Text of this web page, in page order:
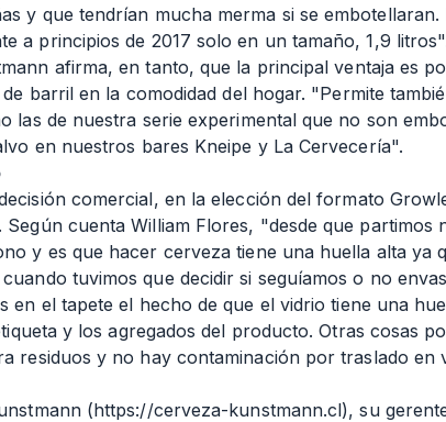
y que tendrían mucha merma si se
a principios de 2017 solo en un tamaño, 1,9
afirma, en tanto, que la principal ventaja es
barril en la comodidad del hogar. "Permite
las de nuestra serie experimental que no son
en nuestros bares Kneipe y La Cervecería".
comercial, en la elección del formato
Según cuenta William Flores, "desde que partimos
y es que hacer cerveza tiene una huella alta ya
tuvimos que decidir si seguíamos o no
en el tapete el hecho de que el vidrio tiene una
y los agregados del producto. Otras cosas
residuos y no hay contaminación por traslado en
(https://cerveza-kunstmann.cl), su